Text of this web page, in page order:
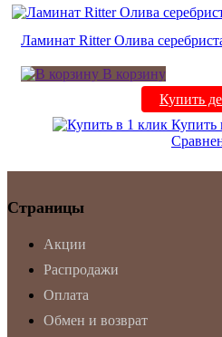
Ламинат Ritter Олива
В корзину
Купить
Купить
Страницы
Акции
Распродажи
Оплата
Обмен и возврат